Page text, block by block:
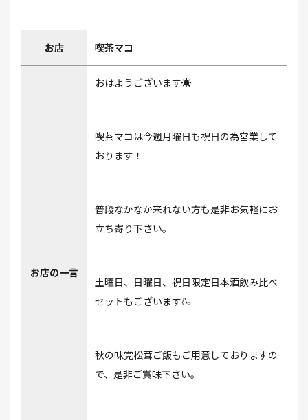
お店 喫茶マコ
お店の一言
おはようございます☀️
喫茶マコは今週月曜日も祝日の為営業して
おります！
普段なかなか来れない方も是非お気軽にお
立ち寄り下さい。
土曜日、日曜日、祝日限定日本酒飲み比べ
セットもございます🍶
秋の味覚松茸ご飯もご用意しておりますの
で、是非ご賞味下さい。